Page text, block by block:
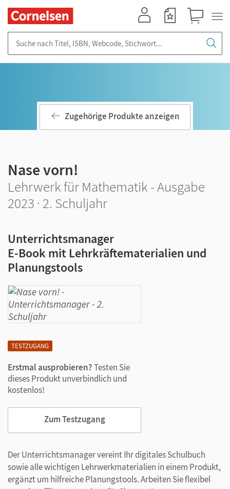
TESTZUGANG
Erstmal ausprobieren?Testen Sie
dieses Produkt unverbindlich und
kostenlos!
Zum Testzugang
Zugehörige Produkte anzeigen
Nase vorn!
Lehrwerk für Mathematik - Ausgabe
2023 · 2. Schuljahr
Unterrichtsmanager
E-Book mit Lehrkräftematerialien und
Planungstools
Der Unterrichtsmanager vereint Ihr digitales Schulbuch
sowie alle wichtigen Lehrwerkmaterialien in einem Produkt,
ergänzt um hilfreiche Planungstools. Arbeiten Sie flexibel